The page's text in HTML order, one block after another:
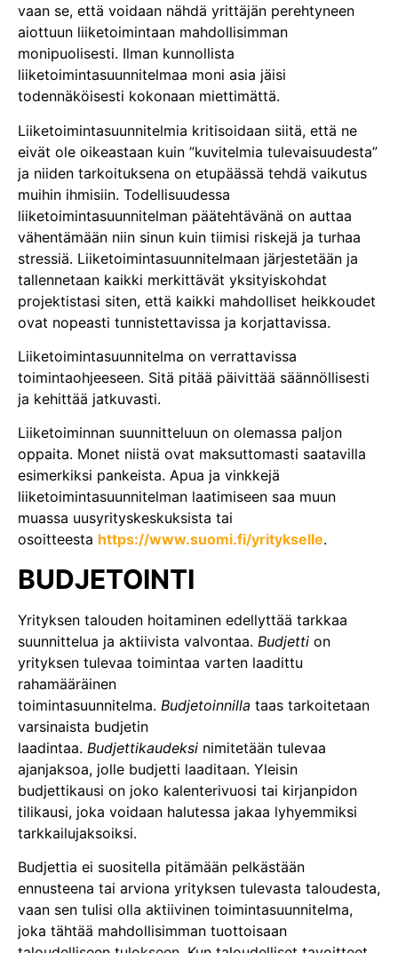
vaan se, että voidaan nähdä yrittäjän perehtyneen
aiottuun liiketoimintaan mahdollisimman
monipuolisesti. Ilman kunnollista
liiketoimintasuunnitelmaa moni asia jäisi
todennäköisesti kokonaan miettimättä.
Liiketoimintasuunnitelmia kritisoidaan siitä, että ne
eivät ole oikeastaan kuin ”kuvitelmia tulevaisuudesta”
ja niiden tarkoituksena on etupäässä tehdä vaikutus
muihin ihmisiin. Todellisuudessa
liiketoimintasuunnitelman päätehtävänä on auttaa
vähentämään niin sinun kuin tiimisi riskejä ja turhaa
stressiä. Liiketoimintasuunnitelmaan järjestetään ja
tallennetaan kaikki merkittävät yksityiskohdat
projektistasi siten, että kaikki mahdolliset heikkoudet
ovat nopeasti tunnistettavissa ja korjattavissa.
Liiketoimintasuunnitelma on verrattavissa
toimintaohjeeseen. Sitä pitää päivittää säännöllisesti
ja kehittää jatkuvasti.
Liiketoiminnan suunnitteluun on olemassa paljon
oppaita. Monet niistä ovat maksuttomasti saatavilla
esimerkiksi pankeista. Apua ja vinkkejä
liiketoimintasuunnitelman laatimiseen saa muun
muassa uusyrityskeskuksista tai
osoitteesta https://www.suomi.fi/yritykselle.
BUDJETOINTI
Yrityksen talouden hoitaminen edellyttää tarkkaa
suunnittelua ja aktiivista valvontaa. Budjetti on
yrityksen tulevaa toimintaa varten laadittu
rahamääräinen
toimintasuunnitelma. Budjetoinnilla taas tarkoitetaan
varsinaista budjetin
laadintaa. Budjettikaudeksi nimitetään tulevaa
ajanjaksoa, jolle budjetti laaditaan. Yleisin
budjettikausi on joko kalenterivuosi tai kirjanpidon
tilikausi, joka voidaan halutessa jakaa lyhyemmiksi
tarkkailujaksoiksi.
Budjettia ei suositella pitämään pelkästään
ennusteena tai arviona yrityksen tulevasta taloudesta,
vaan sen tulisi olla aktiivinen toimintasuunnitelma,
joka tähtää mahdollisimman tuottoisaan